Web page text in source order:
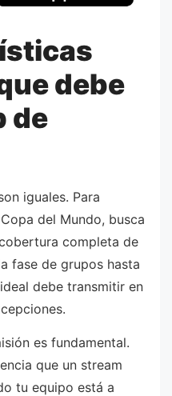
debe
de
iguales. Para
del Mundo, busca
completa de
fase de grupos hasta
debe transmitir en
es fundamental.
que un stream
tu equipo está a